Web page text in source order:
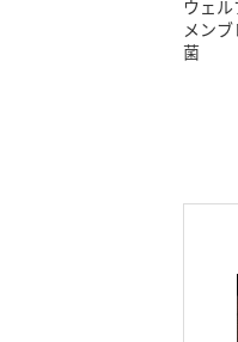
ウェ
メン
菌